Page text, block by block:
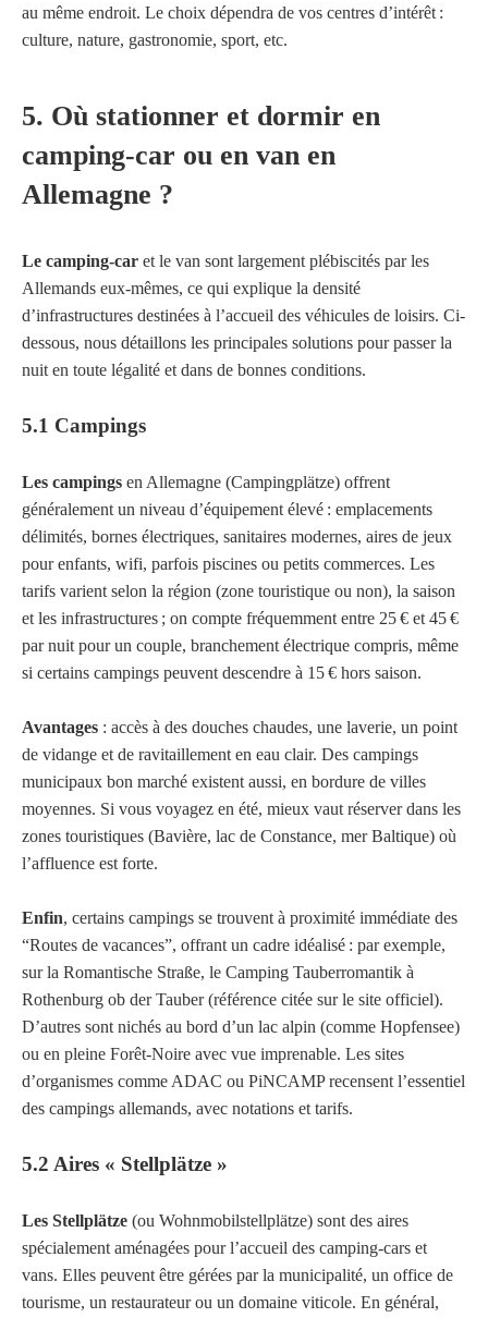
au même endroit. Le choix dépendra de vos centres d’intérêt :
culture, nature, gastronomie, sport, etc.
5. Où stationner et dormir en
camping-car ou en van en
Allemagne ?
Le camping-car et le van sont largement plébiscités par les
Allemands eux-mêmes, ce qui explique la densité
d’infrastructures destinées à l’accueil des véhicules de loisirs. Ci-
dessous, nous détaillons les principales solutions pour passer la
nuit en toute légalité et dans de bonnes conditions.
5.1 Campings
Les campings en Allemagne (Campingplätze) offrent
généralement un niveau d’équipement élevé : emplacements
délimités, bornes électriques, sanitaires modernes, aires de jeux
pour enfants, wifi, parfois piscines ou petits commerces. Les
tarifs varient selon la région (zone touristique ou non), la saison
et les infrastructures ; on compte fréquemment entre 25 € et 45 €
par nuit pour un couple, branchement électrique compris, même
si certains campings peuvent descendre à 15 € hors saison.
Avantages : accès à des douches chaudes, une laverie, un point
de vidange et de ravitaillement en eau clair. Des campings
municipaux bon marché existent aussi, en bordure de villes
moyennes. Si vous voyagez en été, mieux vaut réserver dans les
zones touristiques (Bavière, lac de Constance, mer Baltique) où
l’affluence est forte.
Enfin, certains campings se trouvent à proximité immédiate des
“Routes de vacances”, offrant un cadre idéalisé : par exemple,
sur la Romantische Straße, le Camping Tauberromantik à
Rothenburg ob der Tauber (référence citée sur le site officiel).
D’autres sont nichés au bord d’un lac alpin (comme Hopfensee)
ou en pleine Forêt-Noire avec vue imprenable. Les sites
d’organismes comme ADAC ou PiNCAMP recensent l’essentiel
des campings allemands, avec notations et tarifs.
5.2 Aires « Stellplätze »
Les Stellplätze (ou Wohnmobilstellplätze) sont des aires
spécialement aménagées pour l’accueil des camping-cars et
vans. Elles peuvent être gérées par la municipalité, un office de
tourisme, un restaurateur ou un domaine viticole. En général,